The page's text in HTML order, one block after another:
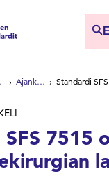
Ajankohtaista
7515